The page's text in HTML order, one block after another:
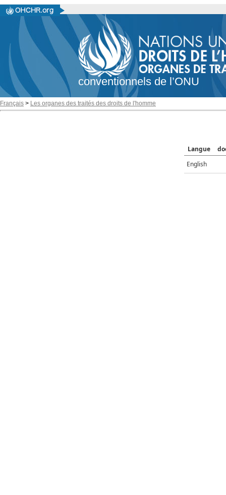
conventionnels de l’ONU
Français > Les organes des traités des droits de l'homme
Langue
English